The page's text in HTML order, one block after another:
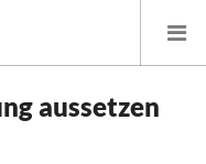
aussetzen